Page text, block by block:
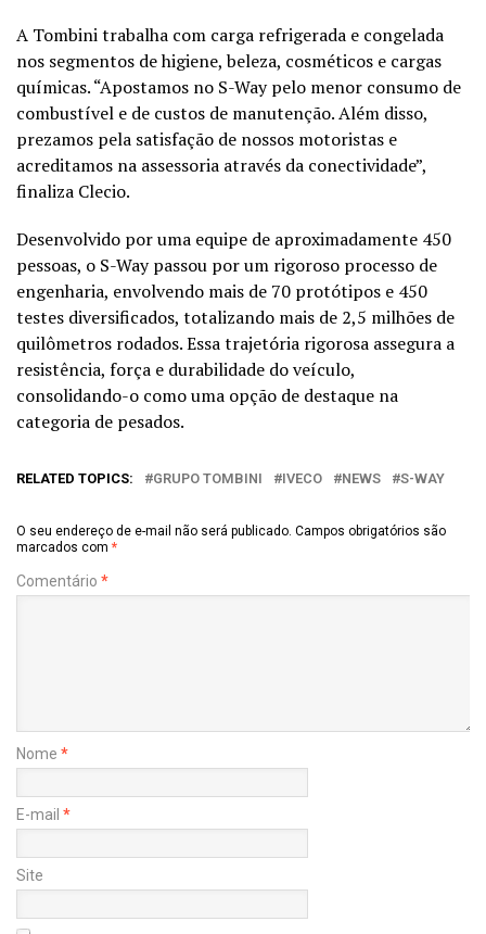
A Tombini trabalha com carga refrigerada e congelada
nos segmentos de higiene, beleza, cosméticos e cargas
químicas. “Apostamos no S-Way pelo menor consumo de
combustível e de custos de manutenção. Além disso,
prezamos pela satisfação de nossos motoristas e
acreditamos na assessoria através da conectividade”,
finaliza Clecio.
Desenvolvido por uma equipe de aproximadamente 450
pessoas, o S-Way passou por um rigoroso processo de
engenharia, envolvendo mais de 70 protótipos e 450
testes diversificados, totalizando mais de 2,5 milhões de
quilômetros rodados. Essa trajetória rigorosa assegura a
resistência, força e durabilidade do veículo,
consolidando-o como uma opção de destaque na
categoria de pesados.
RELATED TOPICS: GRUPO TOMBINI IVECO NEWS S-WAY
O seu endereço de e-mail não será publicado. Campos obrigatórios são
marcados com *
Comentário *
Nome *
E-mail *
Site